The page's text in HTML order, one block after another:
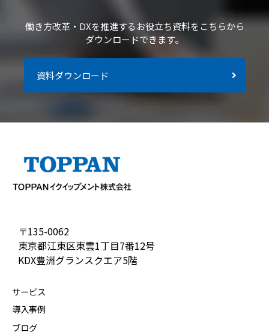
働き方改革・DXを推進するお役立ち資料をこちらから
ダウンロードできます。
資料ダウンロード
〒135-0062
東京都江東区東雲1丁目7番12号
KDX豊洲グランスクエア5階
サービス
導入事例
ブログ